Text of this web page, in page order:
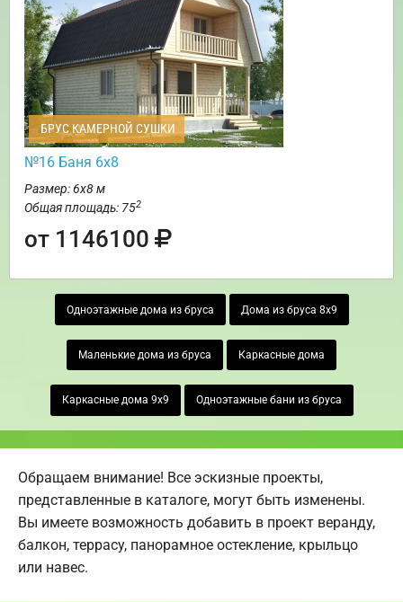
БРУС КАМЕРНОЙ СУШКИ
№16 Баня 6х8
Размер: 6х8 м
Общая площадь: 752
от 1146100
Одноэтажные дома из бруса Дома из бруса 8х9
Маленькие дома из бруса Каркасные дома
Каркасные дома 9х9 Одноэтажные бани из бруса
Обращаем внимание! Все эскизные проекты,
представленные в каталоге, могут быть изменены.
Вы имеете возможность добавить в проект веранду,
балкон, террасу, панорамное остекление, крыльцо
или навес.